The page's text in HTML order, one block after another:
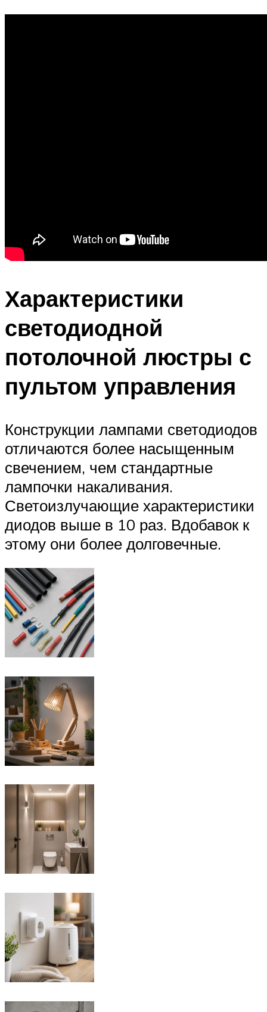
Характеристики
светодиодной
потолочной люстры с
пультом управления
Конструкции лампами светодиодов
отличаются более насыщенным
свечением, чем стандартные
лампочки накаливания.
Светоизлучающие характеристики
диодов выше в 10 раз. Вдобавок к
этому они более долговечные.